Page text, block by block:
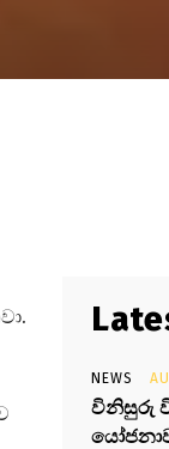
NEWS
විනිසුරු